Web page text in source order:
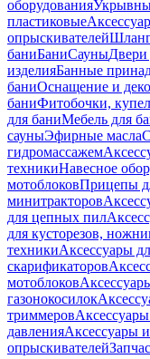
оборудования
пластиковые
опрыскивателей
баниБаниСауныДвери
изделияБанные
баниОснащение и
баниФитобочки,
для баниМебель для
сауныЭфирные масла
гидромассажем
техникиНавесное
мотоблоковПрицепы
минитракторов
для цепных пил
для кусторезов,
техникиАксессуары
скарификаторов
мотоблоков
газонокосилок
триммеров
давленияАксессуары
опрыскивателей